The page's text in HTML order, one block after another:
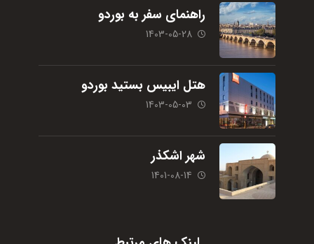
راهنمای سفر به بوردو
1403-05-28
هتل ایبیس بستید بوردو
1403-05-03
شهر اشکذر
1401-08-14